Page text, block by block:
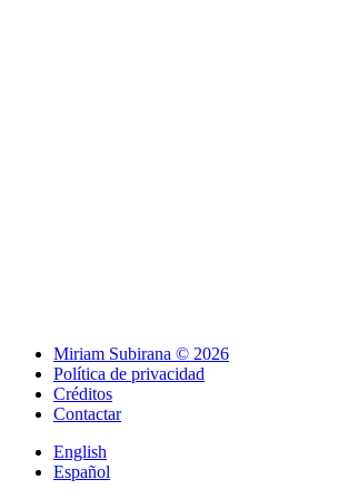
Miriam Subirana © 2026
Política de privacidad
Créditos
Contactar
English
Español